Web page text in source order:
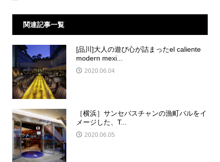
関連記事一覧
[品川]大人の遊び心が詰まったel caliente
modern mexi...
2020.06.04
［横浜］サンセバスチャンの漁町バルをイ
メージした、T...
2020.06.05